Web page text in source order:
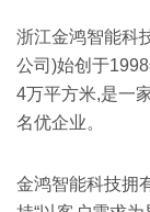
浙江金鸿智能科
公司)始创于
4万平方米,是一
名优企业。
金鸿智能科技拥